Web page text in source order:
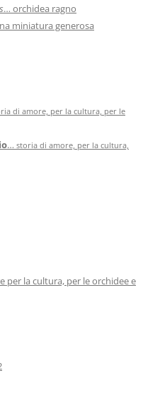
… orchidea ragno
miniatura generosa
di amore, per la cultura, per le
… storia di amore, per la cultura,
per la cultura, per le orchidee e